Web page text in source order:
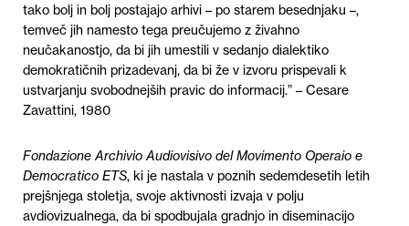
tako bolj in bolj postajajo arhivi – po starem besednjaku –,
temveč jih namesto tega preučujemo z živahno
neučakanostjo, da bi jih umestili v sedanjo dialektiko
demokratičnih prizadevanj, da bi že v izvoru prispevali k
ustvarjanju svobodnejših pravic do informacij.” – Cesare
Zavattini, 1980
Fondazione Archivio Audiovisivo del Movimento Operaio e
Democratico ETS, ki je nastala v poznih sedemdesetih letih
prejšnjega stoletja, svoje aktivnosti izvaja v polju
avdiovizualnega, da bi spodbujala gradnjo in diseminacijo